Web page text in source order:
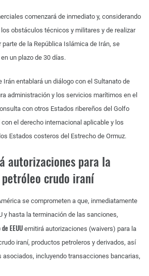
comenzará de inmediato y, considerando
obstáculos técnicos y militares y de realizar
de la República Islámica de Irán, se
un plazo de 30 días.
Irán entablará un diálogo con el Sultanato de
administración y los servicios marítimos en el
con otros Estados ribereños del Golfo
el derecho internacional aplicable y los
Estados costeros del Estrecho de Ormuz.
autorizaciones para la
crudo iraní
se comprometen a que, inmediatamente
y hasta la terminación de las sanciones,
EEUU emitirá autorizaciones (waivers) para la
iraní, productos petroleros y derivados, así
incluyendo transacciones bancarias,